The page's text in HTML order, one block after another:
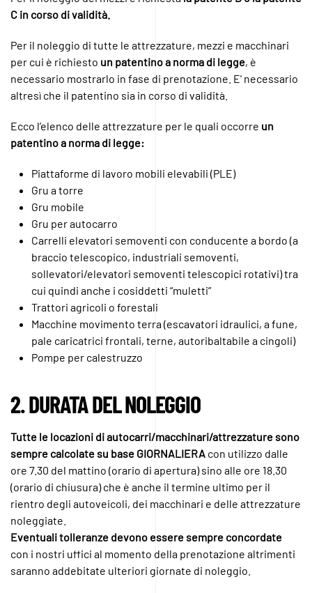
C in corso di validità.
Per il noleggio di tutte le attrezzature, mezzi e macchinari
per cui è richiesto un patentino a norma di legge, è
necessario mostrarlo in fase di prenotazione. E' necessario
altresì che il patentino sia in corso di validità.
Ecco l’elenco delle attrezzature per le quali occorre un
patentino a norma di legge:
Piattaforme di lavoro mobili elevabili (PLE)
Gru a torre
Gru mobile
Gru per autocarro
Carrelli elevatori semoventi con conducente a bordo (a
braccio telescopico, industriali semoventi,
sollevatori/elevatori semoventi telescopici rotativi) tra
cui quindi anche i cosiddetti “muletti”
Trattori agricoli o forestali
Macchine movimento terra (escavatori idraulici, a fune,
pale caricatrici frontali, terne, autoribaltabile a cingoli)
Pompe per calestruzzo
2. DURATA DEL NOLEGGIO
Tutte le locazioni di autocarri/macchinari/attrezzature sono
sempre calcolate su base GIORNALIERA con utilizzo dalle
ore 7.30 del mattino (orario di apertura) sino alle ore 18.30
(orario di chiusura) che è anche il termine ultimo per il
rientro degli autoveicoli, dei macchinari e delle attrezzature
noleggiate.
Eventuali tolleranze devono essere sempre concordate
con i nostri uffici al momento della prenotazione altrimenti
saranno addebitate ulteriori giornate di noleggio.